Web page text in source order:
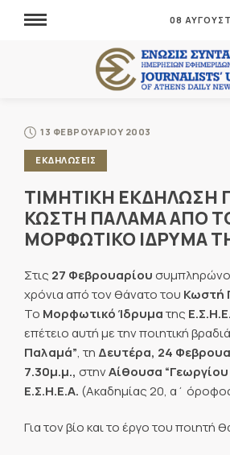
08
13 ΦΕΒΡΟΥΑΡΙΟΥ 2003
ΕΚΔΗΛΩΣΕΙΣ
ΤΙΜΗΤΙΚΗ ΕΚΔΗΛΩΣΗ
ΚΩΣΤΗ ΠΑΛΑΜΑ ΑΠΟ
ΜΟΡΦΩΤΙΚΟ ΙΔΡΥΜΑ
Στις 27 Φεβρουαρίου
χρόνια από τον θάνατο του Κωστή
Το Μορφωτικό Ίδρυματης
επέτειο αυτή με την ποιητική βραδιά
Παλαμά”, τη Δευτέρα, 24
7.30μ.μ., στηνΑίθουσα
Ε.Σ.Η.Ε.Α. (Ακαδημίας 20, α΄
Για τον βίο και το έργο του ποιητή